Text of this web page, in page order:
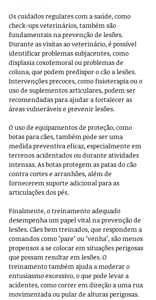
Os cuidados regulares com a saúde, como
check-ups veterinários, também são
fundamentais na prevenção de lesões.
Durante as visitas ao veterinário, é possível
identificar problemas subjacentes, como
displasia coxofemoral ou problemas de
coluna, que podem predispor o cão a lesões.
Intervenções precoces, como fisioterapia ou o
uso de suplementos articulares, podem ser
recomendadas para ajudar a fortalecer as
áreas vulneráveis e prevenir lesões.
O uso de equipamentos de proteção, como
botas para cães, também pode ser uma
medida preventiva eficaz, especialmente em
terrenos acidentados ou durante atividades
intensas. As botas protegem as patas do cão
contra cortes e arranhões, além de
fornecerem suporte adicional para as
articulações dos pés.
Finalmente, o treinamento adequado
desempenha um papel vital na prevenção de
lesões. Cães bem treinados, que respondem a
comandos como "pare" ou "venha", são menos
propensos a se colocar em situações perigosas
que possam resultar em lesões. O
treinamento também ajuda a moderar o
entusiasmo excessivo, o que pode levar a
acidentes, como correr em direção a uma rua
movimentada ou pular de alturas perigosas.